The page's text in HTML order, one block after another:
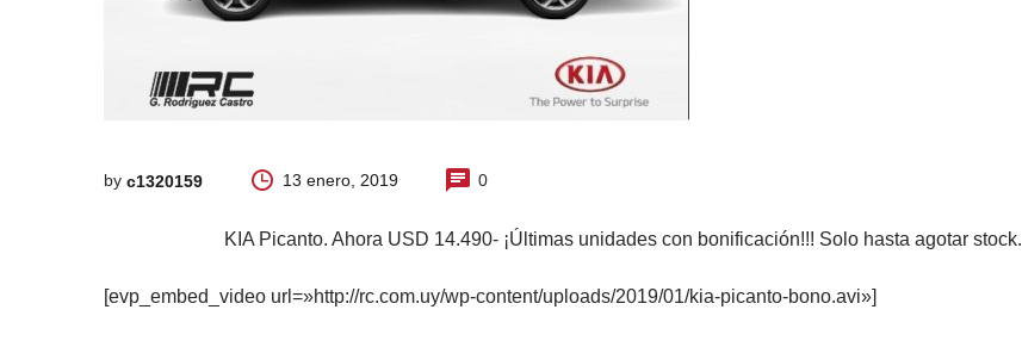
by c1320159 13 enero, 2019 0
KIA Picanto. Ahora USD 14.490- ¡Últimas unidades con bonificación!!! Solo hasta agotar stock.
[evp_embed_video url=»http://rc.com.uy/wp-content/uploads/2019/01/kia-picanto-bono.avi»]